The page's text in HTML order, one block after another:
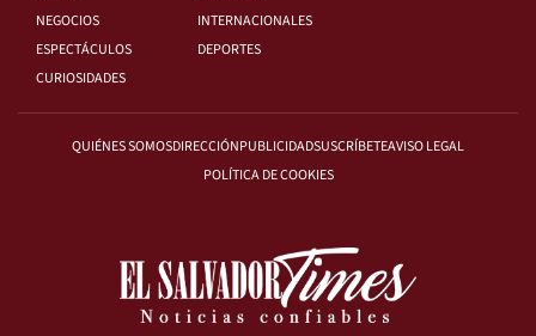
NEGOCIOS
INTERNACIONALES
ESPECTÁCULOS
DEPORTES
CURIOSIDADES
QUIÉNES SOMOSDIRECCIÓNPUBLICIDADSUSCRÍBETEAVISO LEGAL
POLÍTICA DE COOKIES